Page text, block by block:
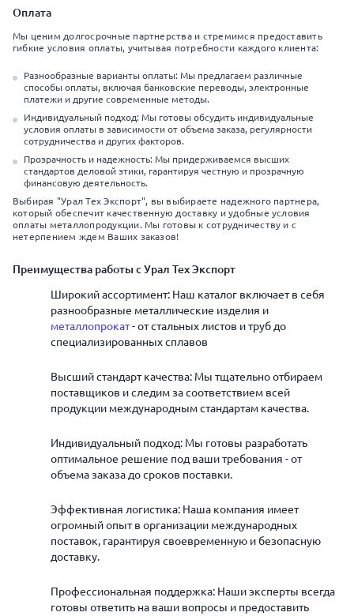
Оплата
Мы ценим долгосрочные партнерства и стремимся предоставить
гибкие условия оплаты, учитывая потребности каждого клиента:
Разнообразные варианты оплаты: Мы предлагаем различные
способы оплаты, включая банковские переводы, электронные
платежи и другие современные методы.
Индивидуальный подход: Мы готовы обсудить индивидуальные
условия оплаты в зависимости от объема заказа, регулярности
сотрудничества и других факторов.
Прозрачность и надежность: Мы придерживаемся высших
стандартов деловой этики, гарантируя честную и прозрачную
финансовую деятельность.
Выбирая "Урал Тех Экспорт", вы выбираете надежного партнера,
который обеспечит качественную доставку и удобные условия
оплаты металлопродукции. Мы готовы к сотрудничеству и с
нетерпением ждем Ваших заказов!
Преимущества работы с Урал Тех Экспорт
Широкий ассортимент: Наш каталог включает в себя
разнообразные металлические изделия и
металлопрокат- от стальных листов и труб до
специализированных сплавов
Высший стандарт качества: Мы тщательно отбираем
поставщиков и следим за соответствием всей
продукции международным стандартам качества.
Индивидуальный подход: Мы готовы разработать
оптимальное решение под ваши требования - от
объема заказа до сроков поставки.
Эффективная логистика: Наша компания имеет
огромный опыт в организации международных
поставок, гарантируя своевременную и безопасную
доставку.
Профессиональная поддержка: Наши эксперты всегда
готовы ответить на ваши вопросы и предоставить